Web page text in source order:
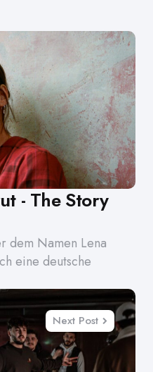
- The Story
dem Namen Lena
eine deutsche
Next Post